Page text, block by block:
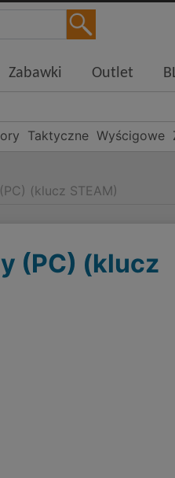
Zabawki Outlet
Taktyczne Wyścigowe
(klucz STEAM)
(PC) (klucz